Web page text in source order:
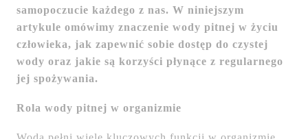
samopoczucie każdego z nas. W niniejszym
artykule omówimy znaczenie wody pitnej w życiu
człowieka, jak zapewnić sobie dostęp do czystej
wody oraz jakie są korzyści płynące z regularnego
jej spożywania.
Rola wody pitnej w organizmie